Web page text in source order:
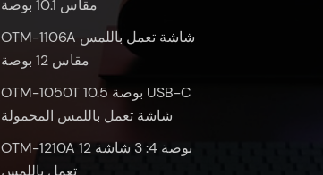
مقاس 10.1 بوصة
OTM-1106A شاشة تعمل باللمس
مقاس 12 بوصة
OTM-1050T 10.5 بوصة USB-C
شاشة تعمل باللمس المحمولة
OTM-1210A 12 بوصة 4: 3 شاشة